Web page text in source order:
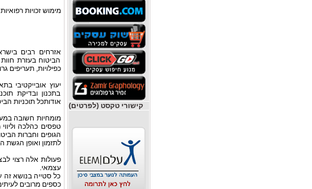
קישורי טקסט (לפרטים)
מימוש זכויות רפואיות
אזרחים רבים
הביטוח בעזרת
כפילויות, תעריפים
יעוץ אובייקטיבי
בתכנון ובדיקת
אודותכל תוכניות
מומחיות חשובה
טפסים כהלכה
הגופים וחברות
לתזמון ואופן הגשת
פעולות אלה רצוי
עצמאי.
כל סטייה בנושא זה
כספים מרובים